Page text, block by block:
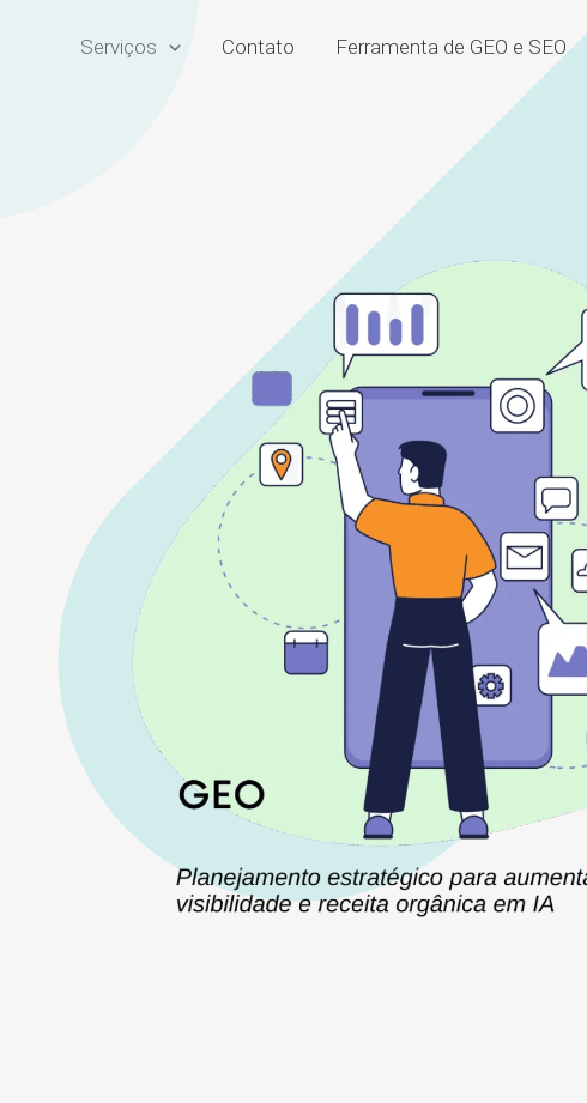
Serviços Contato Ferramenta de GEO e SEO